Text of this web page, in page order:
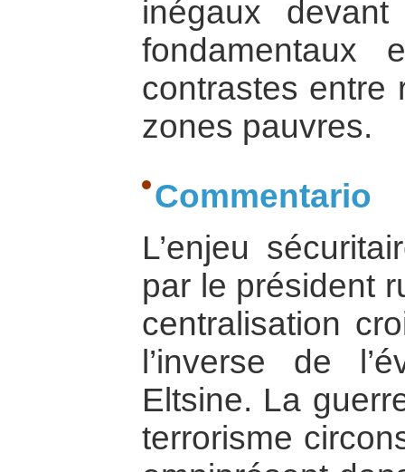
inégaux
fondamentaux
contrastes entre
zones pauvres.
Commentario
L’enjeu
par le président
centralisation
l’inverse de
Eltsine. La
terrorisme